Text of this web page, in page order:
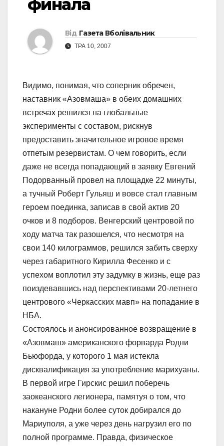
финала
Від Газета Вболівальник
ТРА 10, 2007
Видимо, понимая, что соперник обречен,
наставник «Азовмаша» в обеих домашних
встречах решился на глобальные
эксперименты с составом, рискнув
предоставить значительное игровое время
отпетым резервистам. О чем говорить, если
даже не всегда попадающий в заявку Евгений
Подорванный провел на площадке 22 минуты,
а тучный Роберт Гульяш и вовсе стал главным
героем поединка, записав в свой актив 20
очков и 8 подборов. Венгерский центровой по
ходу матча так разошелся, что несмотря на
свои 140 килограммов, решился забить сверху
через габаритного Кирилла Фесенко и с
успехом воплотил эту задумку в жизнь, еще раз
поиздевавшись над перспективами 20-летнего
центрового «Черкасских мавп» на попадание в
НБА.
Состоялось и анонсированное возвращение в
«Азовмаш» американского форварда Родни
Бьюфорда, у которого 1 мая истекла
дисквалификация за употребление марихуаны.
В первой игре Гирскис решил поберечь
заокеанского легионера, памятуя о том, что
накануне Родни более суток добирался до
Мариуполя, а уже через день нагрузил его по
полной программе. Правда, физическое